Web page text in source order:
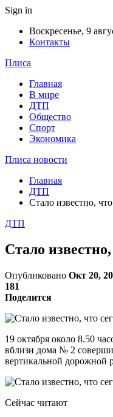
Sign in
Воскресенье, 9
Контакты
Плиса
Главная
В мире
ДТП
Общество
Спорт
Экономика
Плиса новости
Главная
ДТП
Стало известно,
ДТП
Стало
Опубликовано Окт 20,
181
Поделится
19 октября около 8.50
вблизи дома № 2
вертикальной дорожной
Сейчас читают